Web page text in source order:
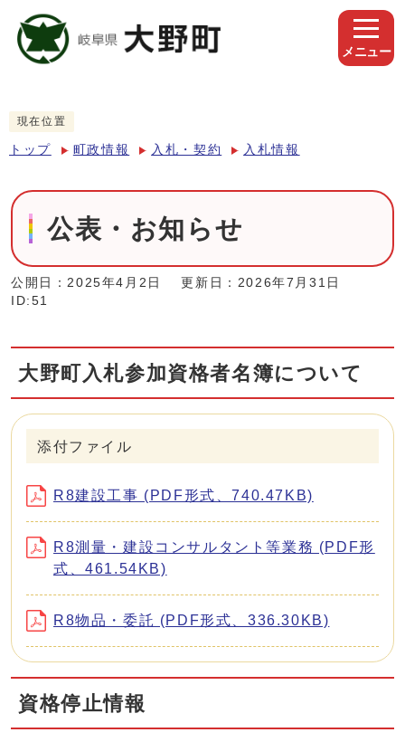
メニュー
現在位置
トップ 町政情報 入札・契約 入札情報
公表・お知らせ
公開日：2025年4月2日
更新日：2026年7月31日
ID:51
大野町入札参加資格者名簿について
添付ファイル
R8建設工事 (PDF形式、740.47KB)
R8測量・建設コンサルタント等業務 (PDF形
式、461.54KB)
R8物品・委託 (PDF形式、336.30KB)
資格停止情報